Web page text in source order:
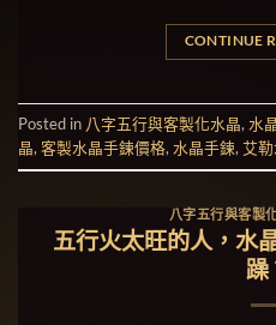
CONTINUE
Posted in 八字五行與客製化水晶,水
晶,客製水晶手鍊價格,水晶手鍊,艾
八字五行與客製
五行火太旺的人，水
躁